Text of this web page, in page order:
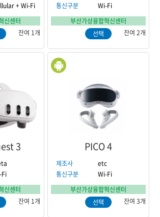
+ Wi-Fi
신센터
잔여 1개
통신구분
Wi-Fi
부산가상융합혁신센터
선택
잔여 2개
3
Fi
신센터
잔여 1개
PICO 4
제조사
etc
통신구분
Wi-Fi
부산가상융합혁신센터
선택
잔여 3개